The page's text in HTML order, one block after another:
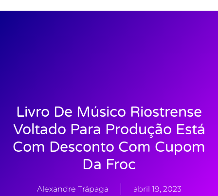
Livro De Músico Riostrense
Voltado Para Produção Está
Com Desconto Com Cupom
Da Froc
Alexandre Trápaga abril 19, 2023